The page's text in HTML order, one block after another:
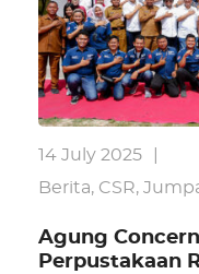
14 July 2025
Berita, CSR,
Agung
Perpustakaan